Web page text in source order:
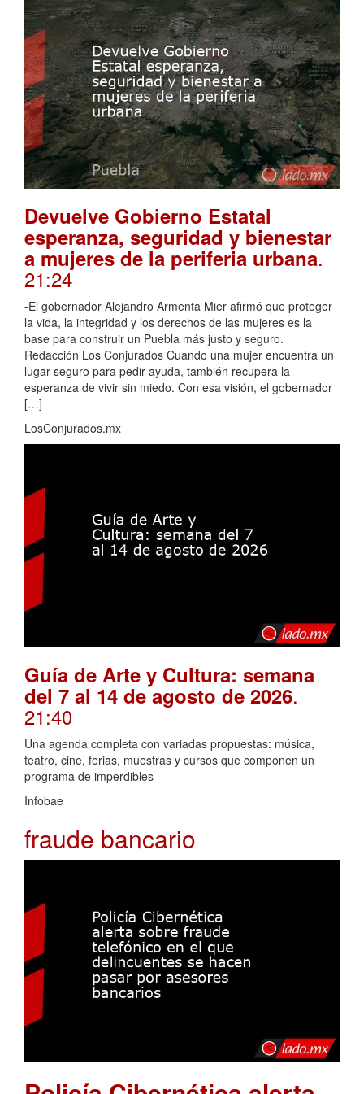
Devuelve Gobierno Estatal
esperanza, seguridad y bienestar
a mujeres de la periferia urbana.
21:24
-El gobernador Alejandro Armenta Mier afirmó que proteger
la vida, la integridad y los derechos de las mujeres es la
base para construir un Puebla más justo y seguro.
Redacción Los Conjurados Cuando una mujer encuentra un
lugar seguro para pedir ayuda, también recupera la
esperanza de vivir sin miedo. Con esa visión, el gobernador
[…]
LosConjurados.mx
Guía de Arte y Cultura: semana
del 7 al 14 de agosto de 2026.
21:40
Una agenda completa con variadas propuestas: música,
teatro, cine, ferias, muestras y cursos que componen un
programa de imperdibles
Infobae
fraude bancario